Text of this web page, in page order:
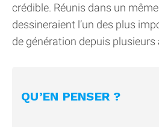
crédible. Réunis dans un
dessineraient l’un des plus
de génération depuis plusieurs
QU’EN PENSER ?